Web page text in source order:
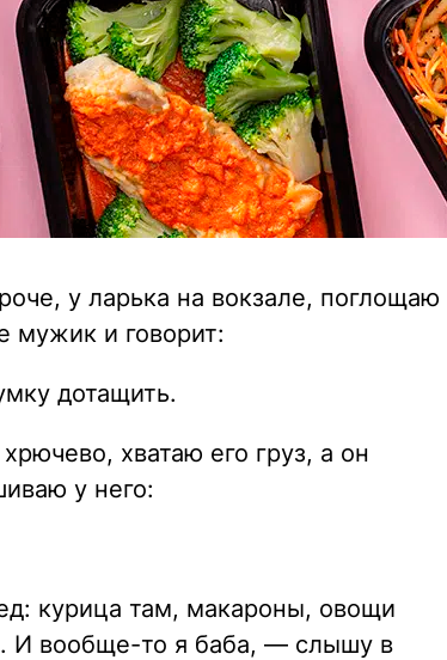
у ларька на вокзале, поглощаю
мужик и говорит:
дотащить.
хватаю его груз, а он
у него:
курица там, макароны, овощи
И вообще-то я баба, — слышу в